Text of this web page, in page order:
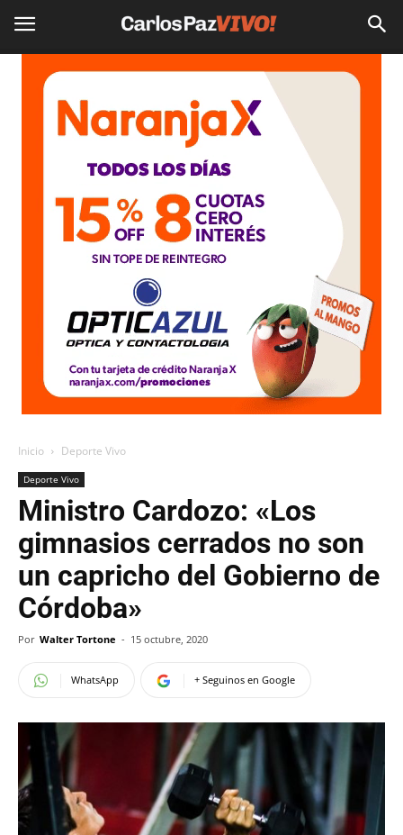
Inicio Deporte Vivo
Deporte Vivo
Ministro Cardozo: «Los
gimnasios cerrados no son
un capricho del Gobierno de
Córdoba»
Por Walter Tortone - 15 octubre, 2020
WhatsApp + Seguinos en Google